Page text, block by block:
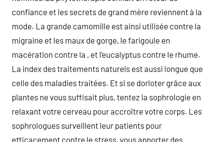
confiance et les secrets de grand mère reviennent à la
mode. La grande camomille est ainsi utilisée contre la
migraine et les maux de gorge, le farigoule en
macération contre la , et l’eucalyptus contre le rhume.
La index des traitements naturels est aussi longue que
celle des maladies traitées. Et si se dorloter grâce aux
plantes ne vous suffisait plus, tentez la sophrologie en
relaxant votre cerveau pour accroître votre corps. Les
sophrologues surveillent leur patients pour
efficacement contre le stress, vous apporter des